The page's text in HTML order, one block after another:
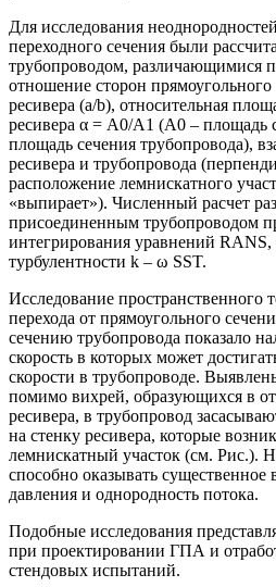
Для исследования
переходного сечения были
трубопроводом, различающимися
отношение сторон
ресивера (a/b), относительная
ресивера α = A0/A1 (A0 – площадь
площадь сечения трубопровода),
ресивера и трубопровода
расположение лемнискатного
«выпирает»). Численный расчет
присоединенным трубопроводом
интегрирования уравнений
турбулентности k – ω SST.
Исследование пространственного
перехода от прямоугольного
сечению трубопровода показало
скорость в которых может
скорости в трубопроводе.
помимо вихрей, образующихся в
ресивера, в трубопровод
на стенку ресивера, которые
лемнискатный участок (см. Рис.).
способно оказывать
давления и однородность потока.
Подобные исследования
при проектировании ГПА и
стендовых испытаний.